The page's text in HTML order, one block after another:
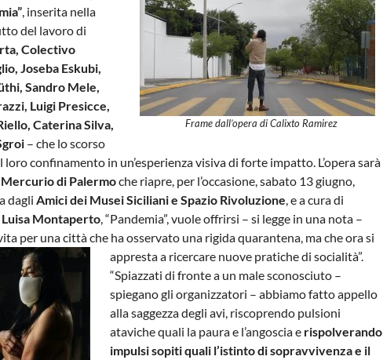
Frame dall’opera di Calixto Ramirez
, inserita nella
del lavoro di
Colectivo
Joseba Eskubi,
Sandro Mele,
Luigi Presicce,
Caterina Silva,
– che lo scorso
confinamento in un’esperienza visiva di forte impatto. L’opera sarà
di Palermoche riapre, per l’occasione, sabato 13 giugno,
dagli Amici dei Musei Siciliani e Spazio Rivoluzione , e a cura di
Montaperto , “Pandemia”, vuole offrirsi – si legge in una nota –
per una città che ha osservato una rigida quarantena, ma che ora si
appresta a ricercare nuove pratiche di socialità”.
“Spiazzati di fronte a un male sconosciuto –
spiegano gli organizzatori – abbiamo fatto appello
alla saggezza degli avi, riscoprendo pulsioni
ataviche quali la paura e l’angoscia e rispolverando
impulsi sopiti quali l’istinto di sopravvivenza e il